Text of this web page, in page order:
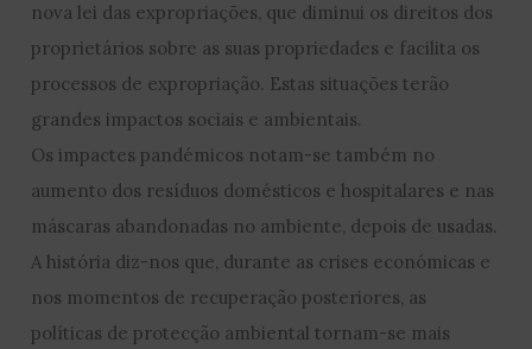
nova lei das expropriações, que diminui os direitos dos
proprietários sobre as suas propriedades e facilita os
processos de expropriação. Estas situações terão
grandes impactos sociais e ambientais.
Os impactes pandémicos notam-se também no
aumento dos resíduos domésticos e hospitalares e nas
máscaras abandonadas no ambiente, depois de usadas.
A história diz-nos que, durante as crises económicas e
nos momentos de recuperação posteriores, as
políticas de protecção ambiental tornam-se mais